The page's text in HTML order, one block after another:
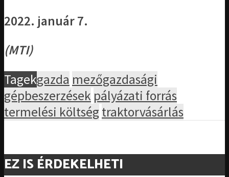
2022. január 7.
(MTI)
Tagekgazda mezőgazdasági
gépbeszerzések pályázati forrás
termelési költségtraktorvásárlás
EZ IS ÉRDEKELHETI